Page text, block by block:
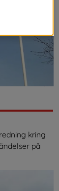
kring
på